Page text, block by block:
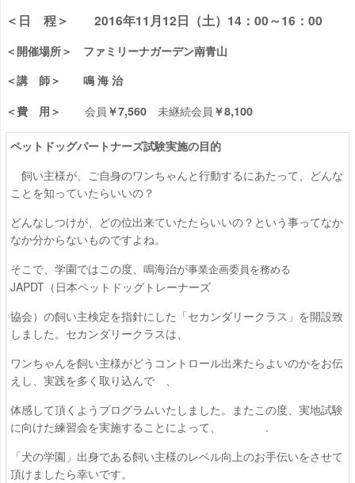
＜日 程＞ 2016年11月12日（土）14：00～16：00
＜開催場所＞ ファミリーナガーデン南青山
＜講 師＞ 鳴 海 治
＜費 用＞
会員 ￥7,560 未継続会員 ￥8,100
ペットドッグパートナーズ試験実施の目的
飼い主様が、ご自身のワンちゃんと行動するにあたって、どんな
ことを知っていたらいいの？
どんなしつけが、どの位出来ていたたらいいの？という事ってなか
なか分からないものですよね。
そこで、学園ではこの度、鳴海治が事業企画委員を務める
JAPDT （日本ペットドッグトレーナーズ
協会）の飼い主検定を指針にした「セカンダリークラス」を開設致
しました。セカンダリークラスは、
ワンちゃんを飼い主様がどうコントロール出来たらよいのかをお伝
えし、実践を多く取り込んで 、
体感して頂くようプログラムいたしました。またこの度、実地試験
に向けた練習会を実施することによって、 .
「犬の学園」出身である飼い主様のレベル向上のお手伝いをさせて
頂けましたら幸いです。